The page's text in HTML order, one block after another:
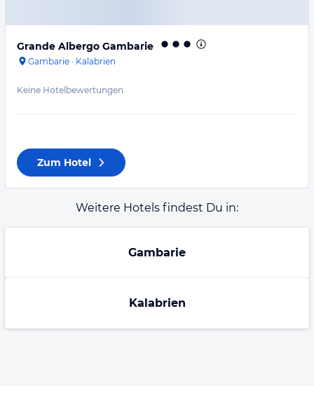
Grande Albergo Gambarie
Gambarie · Kalabrien
Keine Hotelbewertungen
Zum Hotel
Weitere Hotels findest Du in:
Gambarie
Kalabrien